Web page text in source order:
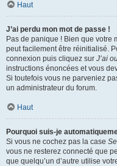
Haut
J’ai perdu mon mot de passe !
Pas de panique ! Bien que votre
peut facilement être réinitialisé.
connexion puis cliquez sur J’ai
instructions énoncées et vous
Si toutefois vous ne parveniez
un administrateur du forum.
Haut
Pourquoi suis-je
Si vous ne cochez pas la case
vous ne resterez connecté que
que quelqu’un d’autre utilise